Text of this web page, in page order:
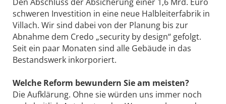
schweren Investition in eine neue Halbleiterfabrik in
Villach. Wir sind dabei von der Planung bis zur
Abnahme dem Credo „security by design“ gefolgt.
Seit ein paar Monaten sind alle Gebäude in das
Bestandswerk inkorporiert.
Welche Reform bewundern Sie am meisten?
Die Aufklärung. Ohne sie würden uns immer noch